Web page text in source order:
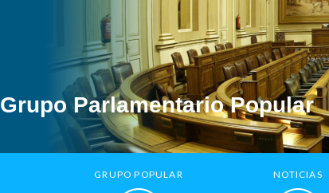
Grupo Parlamentario Popular
GRUPO POPULAR NOTICIAS